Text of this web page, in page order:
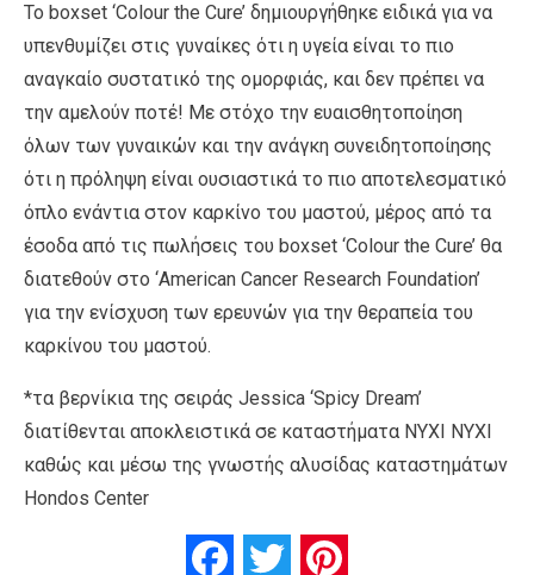
Το boxset ‘Colour the Cure’ δημιουργήθηκε ειδικά για να
υπενθυμίζει στις γυναίκες ότι η υγεία είναι το πιο
αναγκαίο συστατικό της ομορφιάς, και δεν πρέπει να
την αμελούν ποτέ! Με στόχο την ευαισθητοποίηση
όλων των γυναικών και την ανάγκη συνειδητοποίησης
ότι η πρόληψη είναι ουσιαστικά το πιο αποτελεσματικό
όπλο ενάντια στον καρκίνο του μαστού, μέρος από τα
έσοδα από τις πωλήσεις του boxset ‘Colour the Cure’ θα
διατεθούν στο ‘American Cancer Research Foundation’
για την ενίσχυση των ερευνών για την θεραπεία του
καρκίνου του μαστού.
*τα βερνίκια της σειράς Jessica ‘Spicy Dream’
διατίθενται αποκλειστικά σε καταστήματα ΝΥΧΙ ΝΥΧΙ
καθώς και μέσω της γνωστής αλυσίδας καταστημάτων
Hondos Center
FacebookTwitter